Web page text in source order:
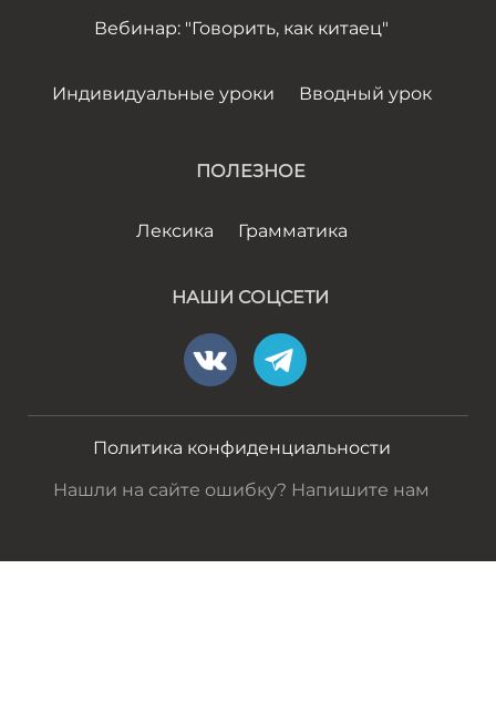
Вебинар: "Говорить, как китаец"
Индивидуальные уроки Вводный урок
ПОЛЕЗНОЕ
Лексика Грамматика
НАШИ СОЦСЕТИ
Политика конфиденциальности
Нашли на сайте ошибку? Напишите нам